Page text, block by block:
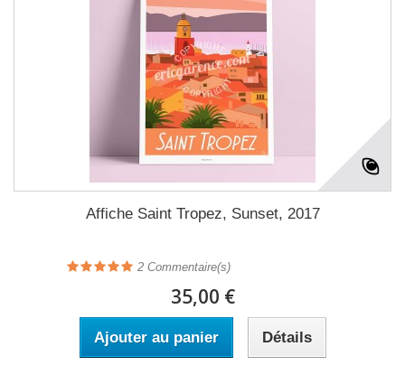
Affiche Saint Tropez, Sunset, 2017
2 Commentaire(s)
35,00 €
Ajouter au panier Détails